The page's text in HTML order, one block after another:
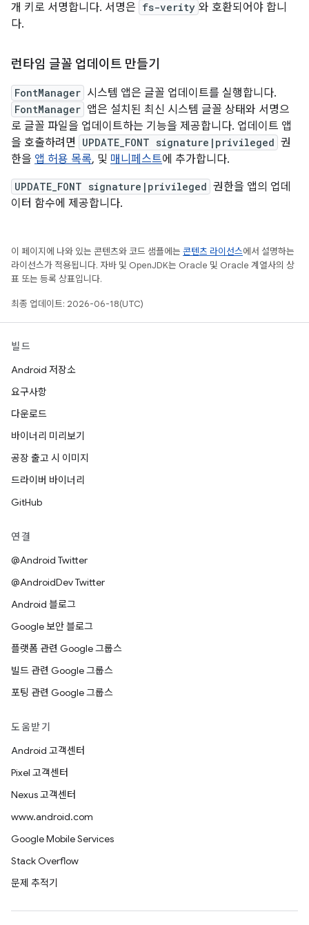
개 키로 서명합니다. 서명은 fs-verity 와 호환되어야 합니
다.
런타임 글꼴 업데이트 만들기
FontManager 시스템 앱은 글꼴 업데이트를 실행합니다.
FontManager 앱은 설치된 최신 시스템 글꼴 상태와 서명으
로 글꼴 파일을 업데이트하는 기능을 제공합니다. 업데이트 앱
을 호출하려면
UPDATE_FONT signature|privileged 권
한을 앱 허용 목록, 및 매니페스트에 추가합니다.
UPDATE_FONT signature|privileged 권한을 앱의 업데
이터 함수에 제공합니다.
이 페이지에 나와 있는 콘텐츠와 코드 샘플에는 콘텐츠 라이선스에서 설명하는
라이선스가 적용됩니다. 자바 및 OpenJDK는 Oracle 및 Oracle 계열사의 상
표 또는 등록 상표입니다.
최종 업데이트: 2026-06-18(UTC)
빌드
Android 저장소
요구사항
다운로드
바이너리 미리보기
공장 출고 시 이미지
드라이버 바이너리
GitHub
연결
@Android Twitter
@AndroidDev Twitter
Android 블로그
Google 보안 블로그
플랫폼 관련 Google 그룹스
빌드 관련 Google 그룹스
포팅 관련 Google 그룹스
도움받기
Android 고객센터
Pixel 고객센터
Nexus 고객센터
www.android.com
Google Mobile Services
Stack Overflow
문제 추적기